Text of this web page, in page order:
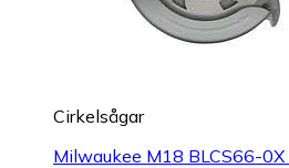
Cirkelsågar
Milwaukee M18 BLCS66-